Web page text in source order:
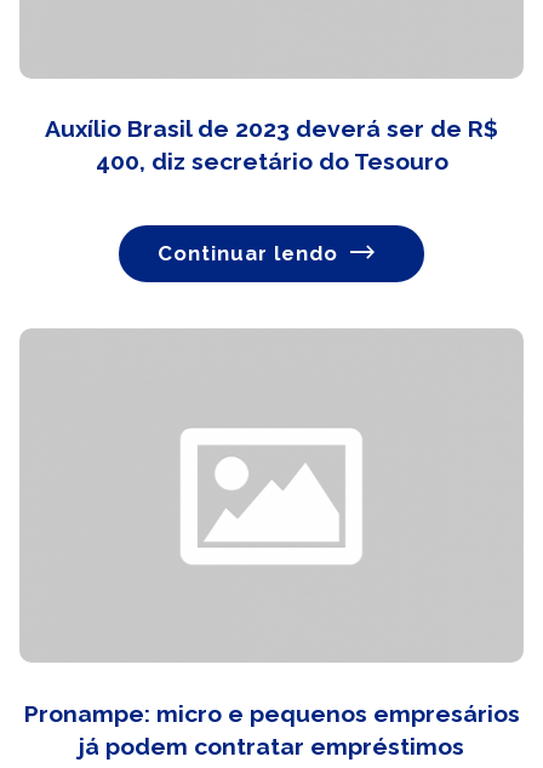
Auxílio Brasil de 2023 deverá ser de R$
400, diz secretário do Tesouro
Continuar lendo
Pronampe: micro e pequenos empresários
já podem contratar empréstimos